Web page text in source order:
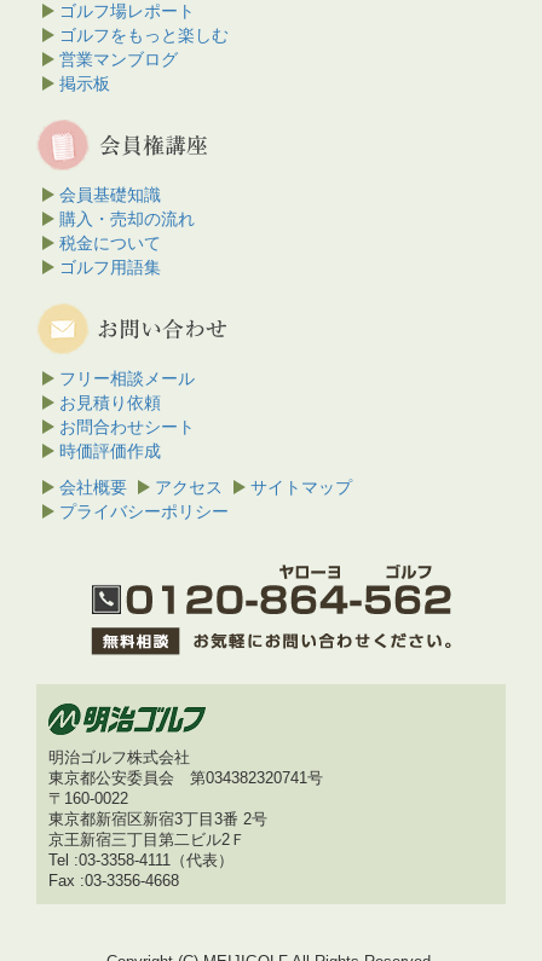
ゴルフ場レポート
ゴルフをもっと楽しむ
営業マンブログ
掲示板
会員基礎知識
購入・売却の流れ
税金について
ゴルフ用語集
フリー相談メール
お見積り依頼
お問合わせシート
時価評価作成
会社概要
アクセス
サイトマップ
プライバシーポリシー
明治ゴルフ株式会社
東京都公安委員会 第034382320741号
〒160-0022
東京都新宿区新宿3丁目3番 2号
京王新宿三丁目第二ビル2Ｆ
Tel :03-3358-4111（代表）
Fax :03-3356-4668